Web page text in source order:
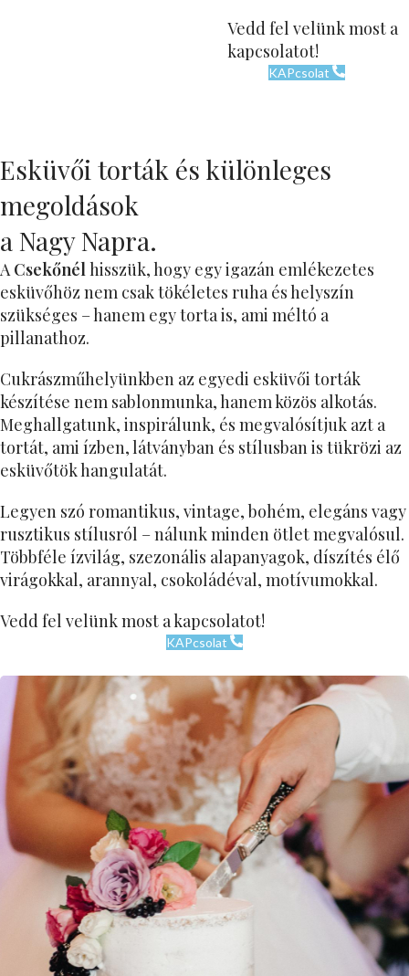
Vedd fel velünk most a
kapcsolatot!
KAPcsolat
Esküvői torták és különleges
megoldások
a Nagy Napra.
ACsekőnélhisszük, hogy egy igazán emlékezetes
esküvőhöz nem csak tökéletes ruha és helyszín
szükséges – hanem egy torta is, ami méltó a
pillanathoz.
Cukrászműhelyünkben az egyedi esküvői torták
készítése nem sablonmunka, hanem közös alkotás.
Meghallgatunk, inspirálunk, és megvalósítjuk azt a
tortát, ami ízben, látványban és stílusban is tükrözi az
esküvőtök hangulatát.
Legyen szó romantikus, vintage, bohém, elegáns vagy
rusztikus stílusról – nálunk minden ötlet megvalósul.
Többféle ízvilág, szezonális alapanyagok, díszítés élő
virágokkal, arannyal, csokoládéval, motívumokkal.
Vedd fel velünk most a kapcsolatot!
KAPcsolat